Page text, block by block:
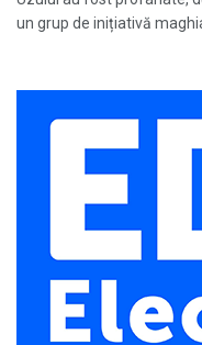
un grup de inițiativă